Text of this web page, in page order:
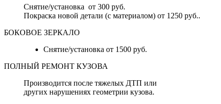
Снятие/установка от 300 руб.
Покраска новой детали (с материалом) от 1250 руб..
БОКОВОЕ ЗЕРКАЛО
Снятие/установка от 1500 руб.
ПОЛНЫЙ РЕМОНТ КУЗОВА
Производится после тяжелых ДТП или
других нарушениях геометрии кузова.